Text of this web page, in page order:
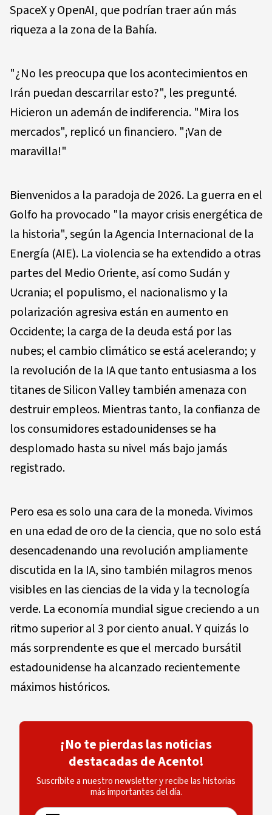
SpaceX y OpenAI, que podrían traer aún más
riqueza a la zona de la Bahía.
"¿No les preocupa que los acontecimientos en
Irán puedan descarrilar esto?", les pregunté.
Hicieron un ademán de indiferencia. "Mira los
mercados", replicó un financiero. "¡Van de
maravilla!"
Bienvenidos a la paradoja de 2026. La guerra en el
Golfo ha provocado "la mayor crisis energética de
la historia", según la Agencia Internacional de la
Energía (AIE). La violencia se ha extendido a otras
partes del Medio Oriente, así como Sudán y
Ucrania; el populismo, el nacionalismo y la
polarización agresiva están en aumento en
Occidente; la carga de la deuda está por las
nubes; el cambio climático se está acelerando; y
la revolución de la IA que tanto entusiasma a los
titanes de Silicon Valley también amenaza con
destruir empleos. Mientras tanto, la confianza de
los consumidores estadounidenses se ha
desplomado hasta su nivel más bajo jamás
registrado.
Pero esa es solo una cara de la moneda. Vivimos
en una edad de oro de la ciencia, que no solo está
desencadenando una revolución ampliamente
discutida en la IA, sino también milagros menos
visibles en las ciencias de la vida y la tecnología
verde. La economía mundial sigue creciendo a un
ritmo superior al 3 por ciento anual. Y quizás lo
más sorprendente es que el mercado bursátil
estadounidense ha alcanzado recientemente
máximos históricos.
¡No te pierdas las noticias
destacadas de Acento!
Suscríbite a nuestro newsletter y recibe las historias
más importantes del día.